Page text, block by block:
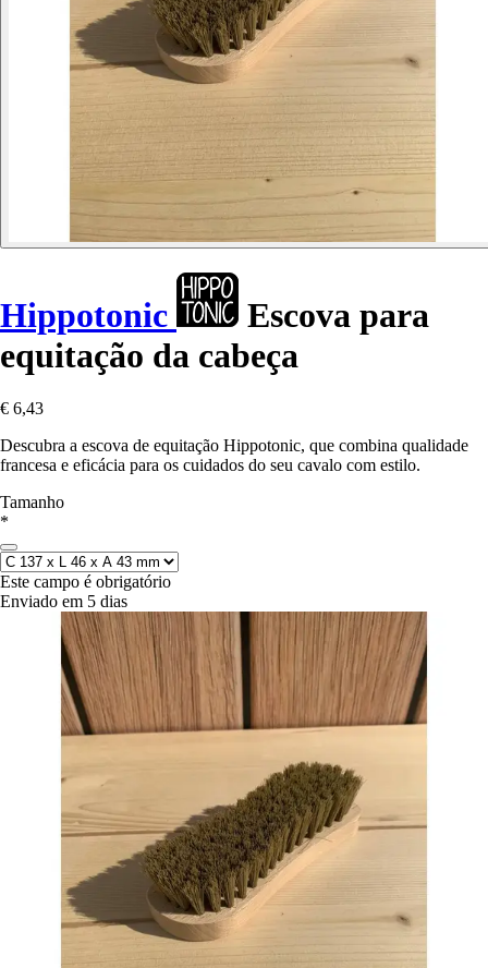
Hippotonic
Escova para
equitação da cabeça
€ 6,43
Descubra a escova de equitação Hippotonic, que combina qualidade
francesa e eficácia para os cuidados do seu cavalo com estilo.
Tamanho
*
Este campo é obrigatório
Enviado em 5 dias